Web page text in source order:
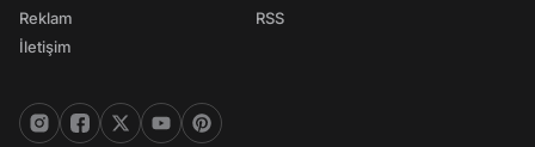
Reklam
İletişim
RSS